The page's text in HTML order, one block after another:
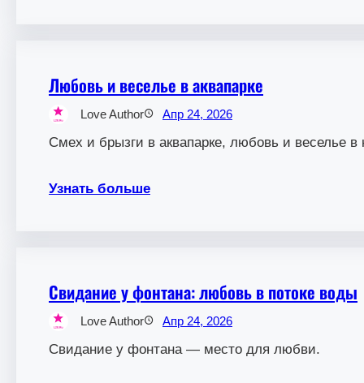
Любовь и веселье в аквапарке
Love Author Апр 24, 2026
Смех и брызги в аквапарке, любовь и веселье в
Узнать больше
Свидание у фонтана: любовь в потоке воды
Love Author Апр 24, 2026
Свидание у фонтана — место для любви.